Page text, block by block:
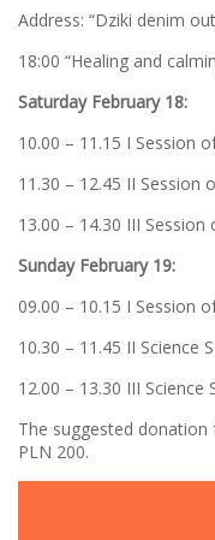
Address: “Dziki denim
18:00 “Healing and
Saturday February 18:
10.00 – 11.15 I Session
11.30 – 12.45 II Session
13.00 – 14.30 III Session
Sunday February 19:
09.00 – 10.15 I Session
10.30 – 11.45 II Science
12.00 – 13.30 III Science
The suggested donation
PLN 200.